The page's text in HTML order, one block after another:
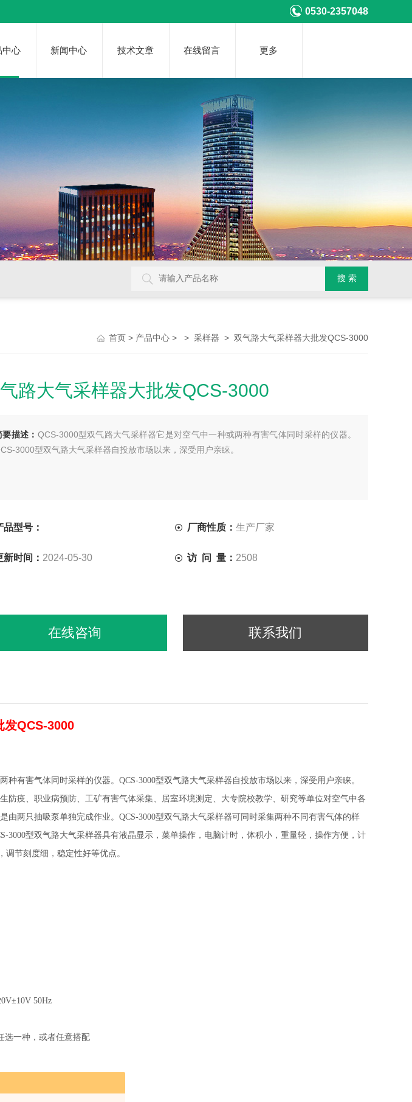
0530-2357048
中心 新闻中心 技术文章 在线留言 更多
首页 > 产品中心 > > 采样器 > 双气路大气采样器大批发QCS-3000
路大气采样器大批发QCS-3000
要描述： QCS-3000型双气路大气采样器它是对空气中一种或两种有害气体同时采样的仪器。
3000型双气路大气采样器自投放市场以来，深受用户亲睐。
品型号： 厂商性质： 生产厂家
新时间： 2024-05-30 访 问 量： 2508
在线咨询 联系我们
发QCS-3000
种有害气体同时采样的仪器。QCS-3000型双气路大气采样器自投放市场以来，深受用户亲睐。
防疫、职业病预防、工矿有害气体采集、居室环境测定、大专院校教学、研究等单位对空气中各
由两只抽吸泵单独完成作业。QCS-3000型双气路大气采样器可同时采集两种不同有害气体的样
3000型双气路大气采样器具有液晶显示，菜单操作，电脑计时，体积小，重量轻，操作方便，计
节刻度细，稳定性好等优点。
50Hz
一种，或者任意搭配